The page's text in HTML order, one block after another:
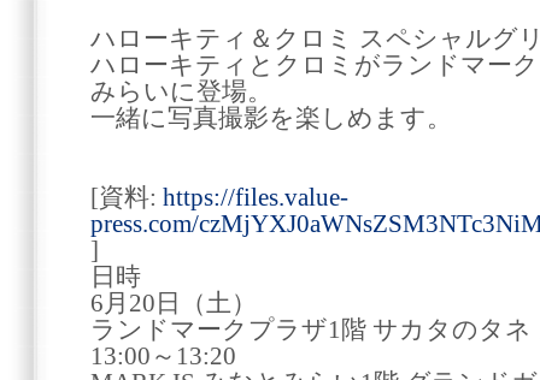
ハローキティ＆クロミ スペシャルグ
ハローキティとクロミがランドマー
みらいに登場。
一緒に写真撮影を楽しめます。
[資料: https://files.value-
press.com/
]
日時
6月20日（土）
ランドマークプラザ1階 サカタのタ
13:00～13:20